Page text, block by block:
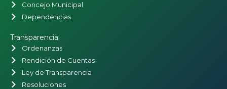
Concejo Municipal
Dependencias
Transparencia
Ordenanzas
Rendición de Cuentas
Ley de Transparencia
Resoluciones